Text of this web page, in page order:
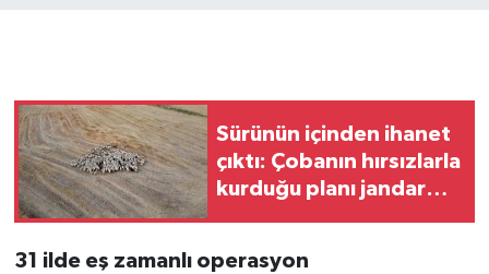
Sürünün içinden ihanet
çıktı: Çobanın hırsızlarla
kurduğu planı jandarma
31 ilde eş zamanlı operasyon